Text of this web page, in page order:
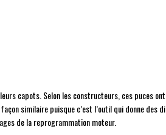
capots. Selon les constructeurs, ces puces
similaire puisque c’est l’outil qui donne
de la reprogrammation moteur.